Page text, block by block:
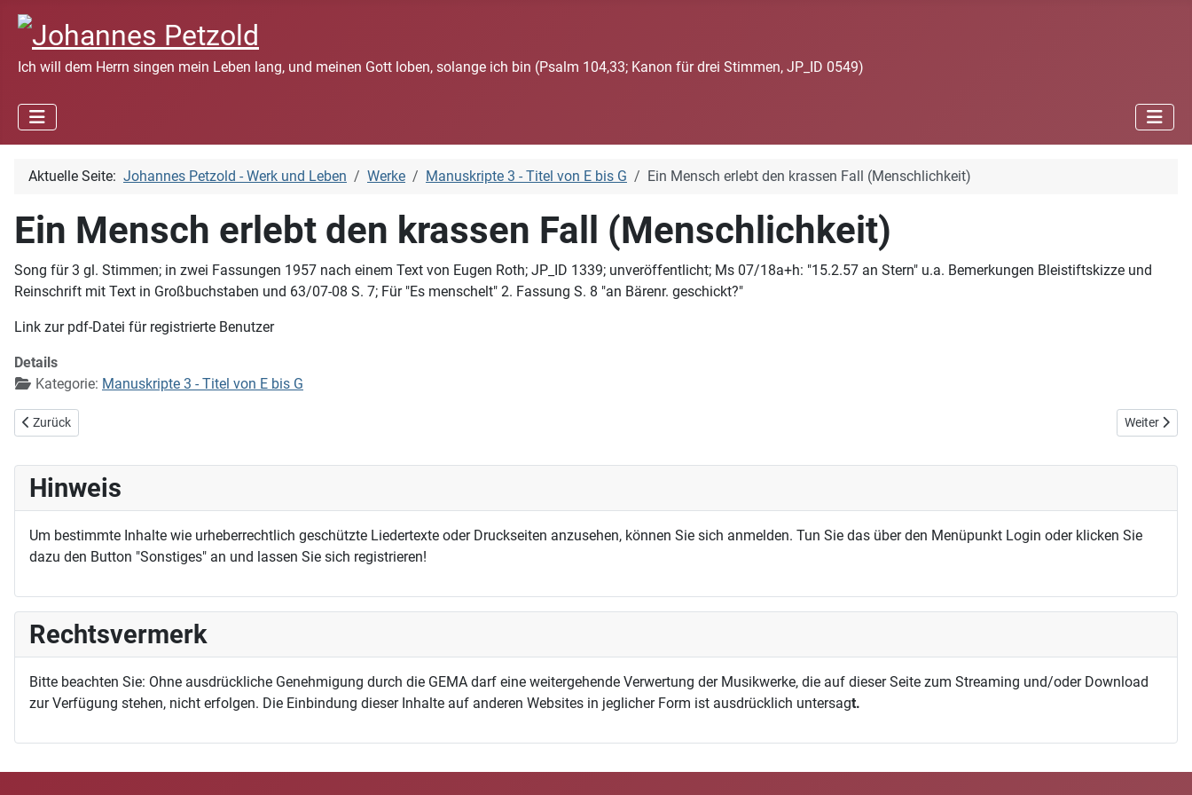
Ich will dem Herrn singen mein Leben lang, und meinen Gott loben, solange ich bin (Psalm 104,33; Kanon für drei Stimmen, JP_ID 0549)
Aktuelle Seite: Johannes Petzold - Werk und Leben Werke Manuskripte 3 - Titel von E bis G Ein Mensch erlebt den krassen Fall (Menschlichkeit)
Ein Mensch erlebt den krassen Fall (Menschlichkeit)
Song für 3 gl. Stimmen; in zwei Fassungen 1957 nach einem Text von Eugen Roth; JP_ID 1339; unveröffentlicht; Ms 07/18a+h: "15.2.57 an Stern" u.a. Bemerkungen Bleistiftskizze und
Reinschrift mit Text in Großbuchstaben und 63/07-08 S. 7; Für "Es menschelt" 2. Fassung S. 8 "an Bärenr. geschickt?"
Link zur pdf-Datei für registrierte Benutzer
Details
Kategorie: Manuskripte 3 - Titel von E bis G
Vorheriger Beitrag: Ein Mensch bemerkt (Rosen und Dornen)
Zurück Nächster
Weiter
Hinweis
Um bestimmte Inhalte wie urheberrechtlich geschützte Liedertexte oder Druckseiten anzusehen, können Sie sich anmelden. Tun Sie das über den Menüpunkt Login oder klicken Sie
dazu den Button "Sonstiges" an und lassen Sie sich registrieren!
Rechtsvermerk
Bitte beachten Sie: Ohne ausdrückliche Genehmigung durch die GEMA darf eine weitergehende Verwertung der Musikwerke, die auf dieser Seite zum Streaming und/oder Download
zur Verfügung stehen, nicht erfolgen. Die Einbindung dieser Inhalte auf anderen Websites in jeglicher Form ist ausdrücklich untersagt.